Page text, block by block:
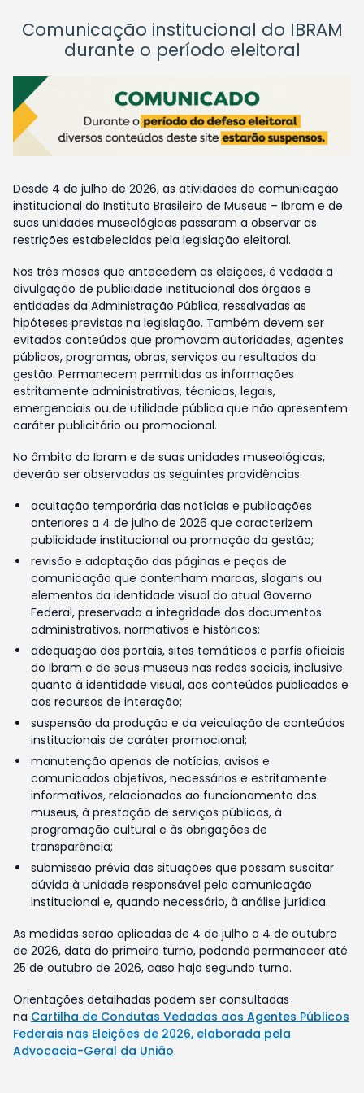
Comunicação institucional do IBRAM
durante o período eleitoral
Desde 4 de julho de 2026, as atividades de comunicação
institucional do Instituto Brasileiro de Museus – Ibram e de
suas unidades museológicas passaram a observar as
restrições estabelecidas pela legislação eleitoral.
Nos três meses que antecedem as eleições, é vedada a
divulgação de publicidade institucional dos órgãos e
entidades da Administração Pública, ressalvadas as
hipóteses previstas na legislação. Também devem ser
evitados conteúdos que promovam autoridades, agentes
públicos, programas, obras, serviços ou resultados da
gestão. Permanecem permitidas as informações
estritamente administrativas, técnicas, legais,
emergenciais ou de utilidade pública que não apresentem
caráter publicitário ou promocional.
No âmbito do Ibram e de suas unidades museológicas,
deverão ser observadas as seguintes providências:
ocultação temporária das notícias e publicações
anteriores a 4 de julho de 2026 que caracterizem
publicidade institucional ou promoção da gestão;
revisão e adaptação das páginas e peças de
comunicação que contenham marcas, slogans ou
elementos da identidade visual do atual Governo
Federal, preservada a integridade dos documentos
administrativos, normativos e históricos;
adequação dos portais, sites temáticos e perfis oficiais
do Ibram e de seus museus nas redes sociais, inclusive
quanto à identidade visual, aos conteúdos publicados e
aos recursos de interação;
suspensão da produção e da veiculação de conteúdos
institucionais de caráter promocional;
manutenção apenas de notícias, avisos e
comunicados objetivos, necessários e estritamente
informativos, relacionados ao funcionamento dos
museus, à prestação de serviços públicos, à
programação cultural e às obrigações de
transparência;
submissão prévia das situações que possam suscitar
dúvida à unidade responsável pela comunicação
institucional e, quando necessário, à análise jurídica.
As medidas serão aplicadas de 4 de julho a 4 de outubro
de 2026, data do primeiro turno, podendo permanecer até
25 de outubro de 2026, caso haja segundo turno.
Orientações detalhadas podem ser consultadas
na Cartilha de Condutas Vedadas aos Agentes Públicos
Federais nas Eleições de 2026, elaborada pela
Advocacia-Geral da União.